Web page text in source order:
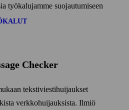
työkalujamme suojautumiseen
Checker
teksti­viesti­huijaukset
verkko­huijauksista. Ilmiö